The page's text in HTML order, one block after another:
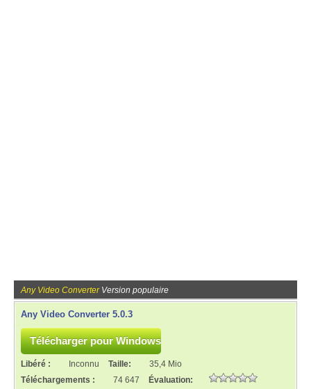
Any Video ConverterVersion populaire
Any Video Converter 5.0.3
Libéré : Inconnu Taille:
35,4 Mio
Téléchargements :
74 647
Évaluation: